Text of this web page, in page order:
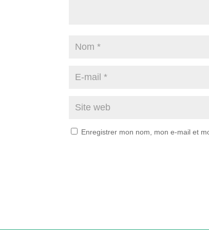
Enregistrer mon nom, mon e-mail et